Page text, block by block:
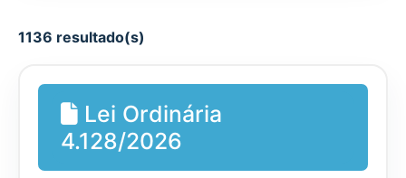
1136 resultado(s)
Lei Ordinária
4.128/2026